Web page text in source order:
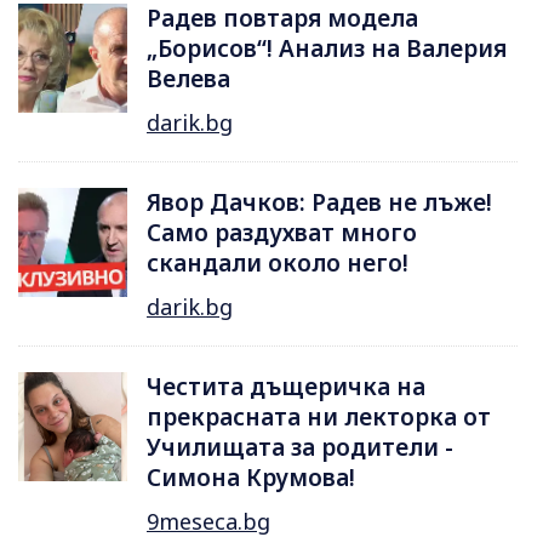
Радев повтаря модела
„Борисов“! Анализ на Валерия
Велева
darik.bg
Явор Дачков: Радев не лъже!
Само раздухват много
скандали около него!
darik.bg
Честита дъщеричка на
прекрасната ни лекторка от
Училищата за родители -
Симона Крумова!
9meseca.bg